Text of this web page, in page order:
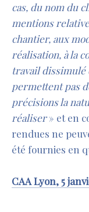
cas, du nom du
mentions
chantier, aux
réalisation, à la
travail dissimulé
permettent pas
précisions la
réaliser» et en
rendues ne
été fournies en
CAA Lyon, 5